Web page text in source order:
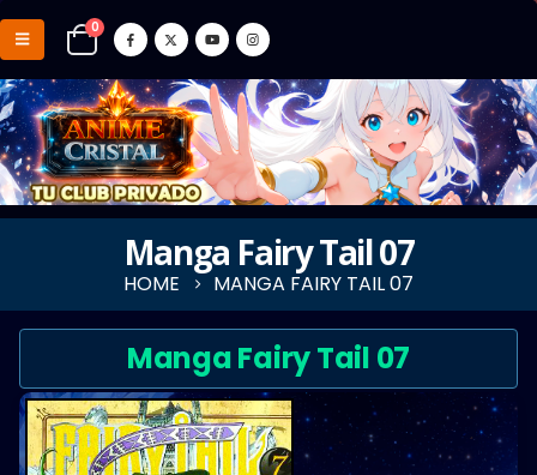
0
Manga Fairy Tail 07
HOME MANGA FAIRY TAIL 07
Manga Fairy Tail 07